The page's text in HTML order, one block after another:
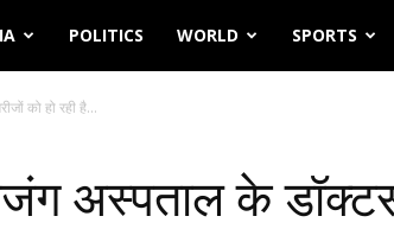
POLITICS WORLD SPORTS
को हो रही है...
अस्पताल के